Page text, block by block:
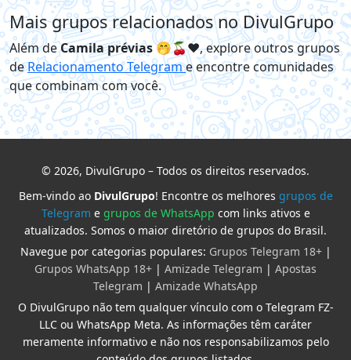
Mais grupos relacionados no DivulGrupo
Além deCamila prévias 🤭🍒❤️, explore outros grupos
deRelacionamento Telegrame encontre comunidades
que combinam com você.
© 2026, DivulGrupo – Todos os direitos reservados.
Bem-vindo ao DivulGrupo! Encontre os melhores grupos de
Telegram e grupos de WhatsApp com links ativos e
atualizados. Somos o maior diretório de grupos do Brasil.
Navegue por categorias populares: Grupos Telegram 18+|
Grupos WhatsApp 18+ | Amizade Telegram | Apostas
Telegram | Amizade WhatsApp
O DivulGrupo não tem qualquer vínculo com o Telegram FZ-
LLC ou WhatsApp Meta. As informações têm caráter
meramente informativo e não nos responsabilizamos pelo